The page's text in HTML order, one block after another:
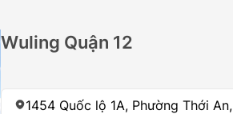
Wuling Quận 12
1454 Quốc lộ 1A, Phường Thới An,